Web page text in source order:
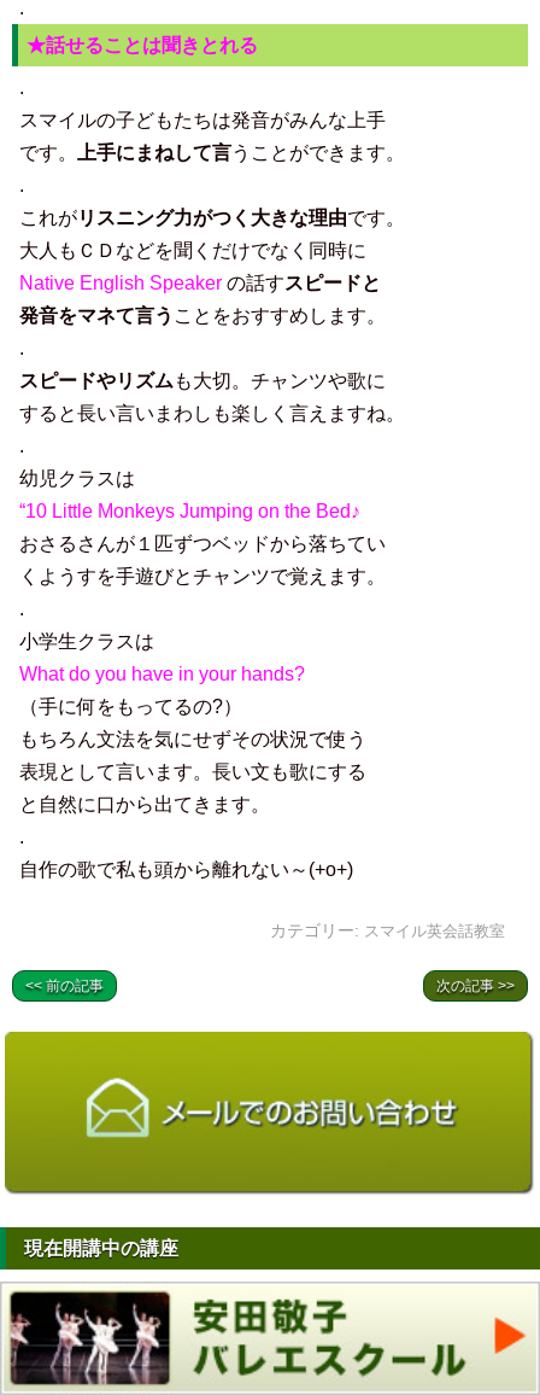
.
★話せることは聞きとれる
.
スマイルの子どもたちは発音がみんな上手
です。
上手にまねして言うことができます。
.
これがリスニング力がつく大きな理由です。
大人もＣＤなどを聞くだけでなく同時に
Native English Speaker の話すスピードと
発音をマネて言う ことをおすすめします。
.
スピードやリズム も大切。チャンツや歌に
すると長い言いまわしも楽しく言えますね。
.
幼児クラスは
“10 Little Monkeys Jumping on the Bed♪
おさるさんが１匹ずつベッドから落ちてい
くようすを手遊びとチャンツで覚えます。
.
小学生クラスは
What do you have in your hands?
（手に何をもってるの?）
もちろん文法を気にせずその状況で使う
表現として言います。長い文も歌にする
と自然に口から出てきます。
.
自作の歌で私も頭から離れない～(+o+)
カテゴリー: スマイル英会話教室
<< 前の記事 次の記事 >>
現在開講中の講座